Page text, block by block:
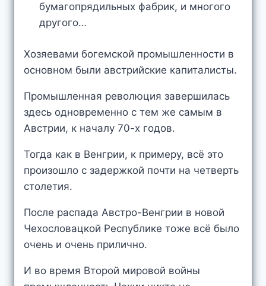
бумагопрядильных фабрик, и многого
другого…
Хозяевами богемской промышленности в
основном были австрийские капиталисты.
Промышленная революция завершилась
здесь одновременно с тем же самым в
Австрии, к началу 70-х годов.
Тогда как в Венгрии, к примеру, всё это
произошло с задержкой почти на четверть
столетия.
После распада Австро-Венгрии в новой
Чехословацкой Республике тоже всё было
очень и очень прилично.
И во время Второй мировой войны